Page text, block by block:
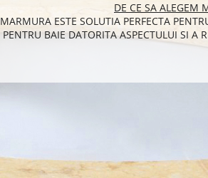
DE CE SA ALEGEM
MARMURA ESTE SOLUTIA PERFECTA
PENTRU BAIE DATORITA ASPECTULUI SI A
CUM SA ALEGI PIATRA NATURALA
BLATURILE DE BUCATARIE DIN MARMURA
DE ASEMENEA